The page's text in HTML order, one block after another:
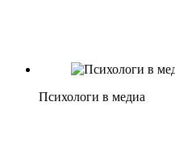
Психологи в медиа